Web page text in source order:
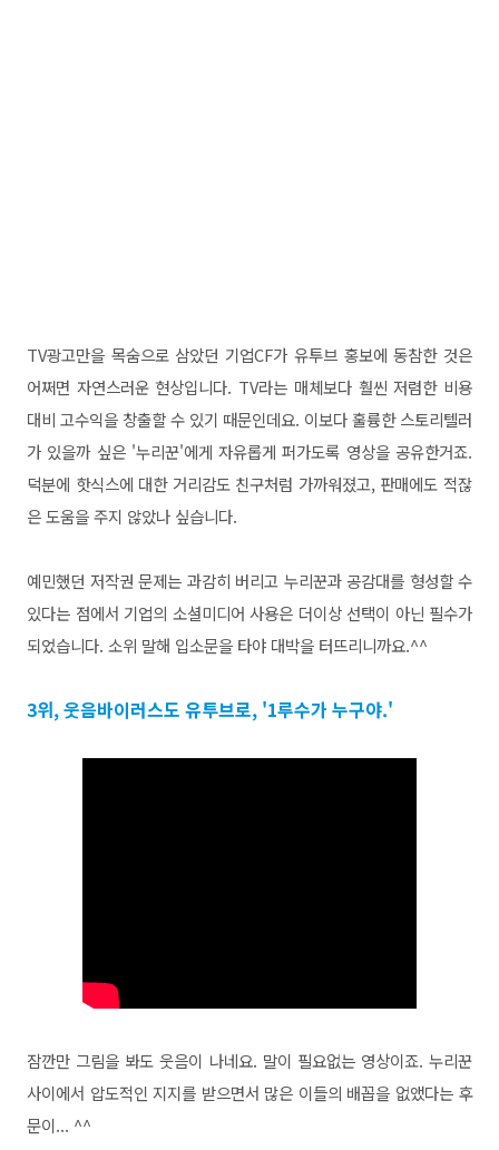
TV광고만을 목숨으로 삼았던 기업CF가 유투브 홍보에 동참한 것은
어쩌면 자연스러운 현상입니다. TV라는 매체보다 훨씬 저렴한 비용
대비 고수익을 창출할 수 있기 때문인데요. 이보다 훌륭한 스토리텔러
가 있을까 싶은 '누리꾼'에게 자유롭게 퍼가도록 영상을 공유한거죠.
덕분에 핫식스에 대한 거리감도 친구처럼 가까워졌고, 판매에도 적잖
은 도움을 주지 않았나 싶습니다.
예민했던 저작권 문제는 과감히 버리고 누리꾼과 공감대를 형성할 수
있다는 점에서 기업의 소셜미디어 사용은 더이상 선택이 아닌 필수가
되었습니다. 소위 말해 입소문을 타야 대박을 터뜨리니까요.^^
3위, 웃음바이러스도 유투브로, '1루수가 누구야.'
잠깐만 그림을 봐도 웃음이 나네요. 말이 필요없는 영상이죠. 누리꾼
사이에서 압도적인 지지를 받으면서 많은 이들의 배꼽을 없앴다는 후
문이... ^^